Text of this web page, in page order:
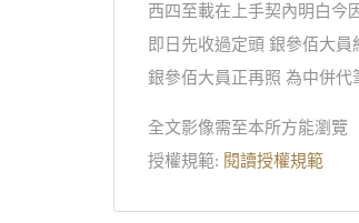
西四至載在上手契內明白今
即日先收過定頭 銀參佰大
銀參佰大員正再照 為中併
全文影像需至本所方能瀏覽
授權規範: 閱讀授權規範